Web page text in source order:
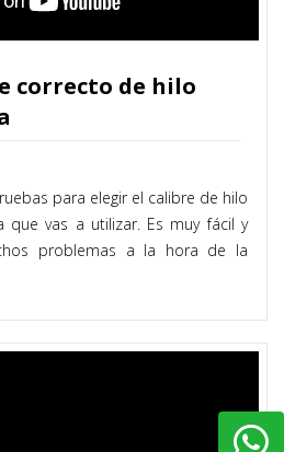
correcto de hilo
para elegir el calibre de hilo
que vas a utilizar. Es muy fácil y
problemas a la hora de la